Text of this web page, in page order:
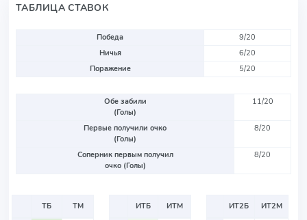
ТАБЛИЦА СТАВОК
Победа
9/20
Ничья
6/20
Поражение
5/20
Обе забили
(Голы)
11/20
Первые получили очко
(Голы)
8/20
Соперник первым получил
очко (Голы)
8/20
ТБ
ТМ
ИТБ
ИТМ
ИТ2Б
ИТ2М